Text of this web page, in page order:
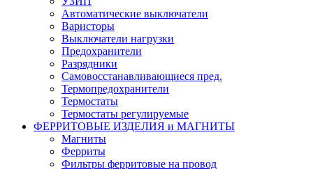
Автоматические выключатели
Варисторы
Выключатели нагрузки
Предохранители
Разрядники
Самовосстанавливающиеся пред.
Термопредохранители
Термостаты
Термостаты регулируемые
ФЕРРИТОВЫЕ ИЗДЕЛИЯ и МАГНИТЫ
Магниты
Ферриты
Фильтры ферритовые на провод